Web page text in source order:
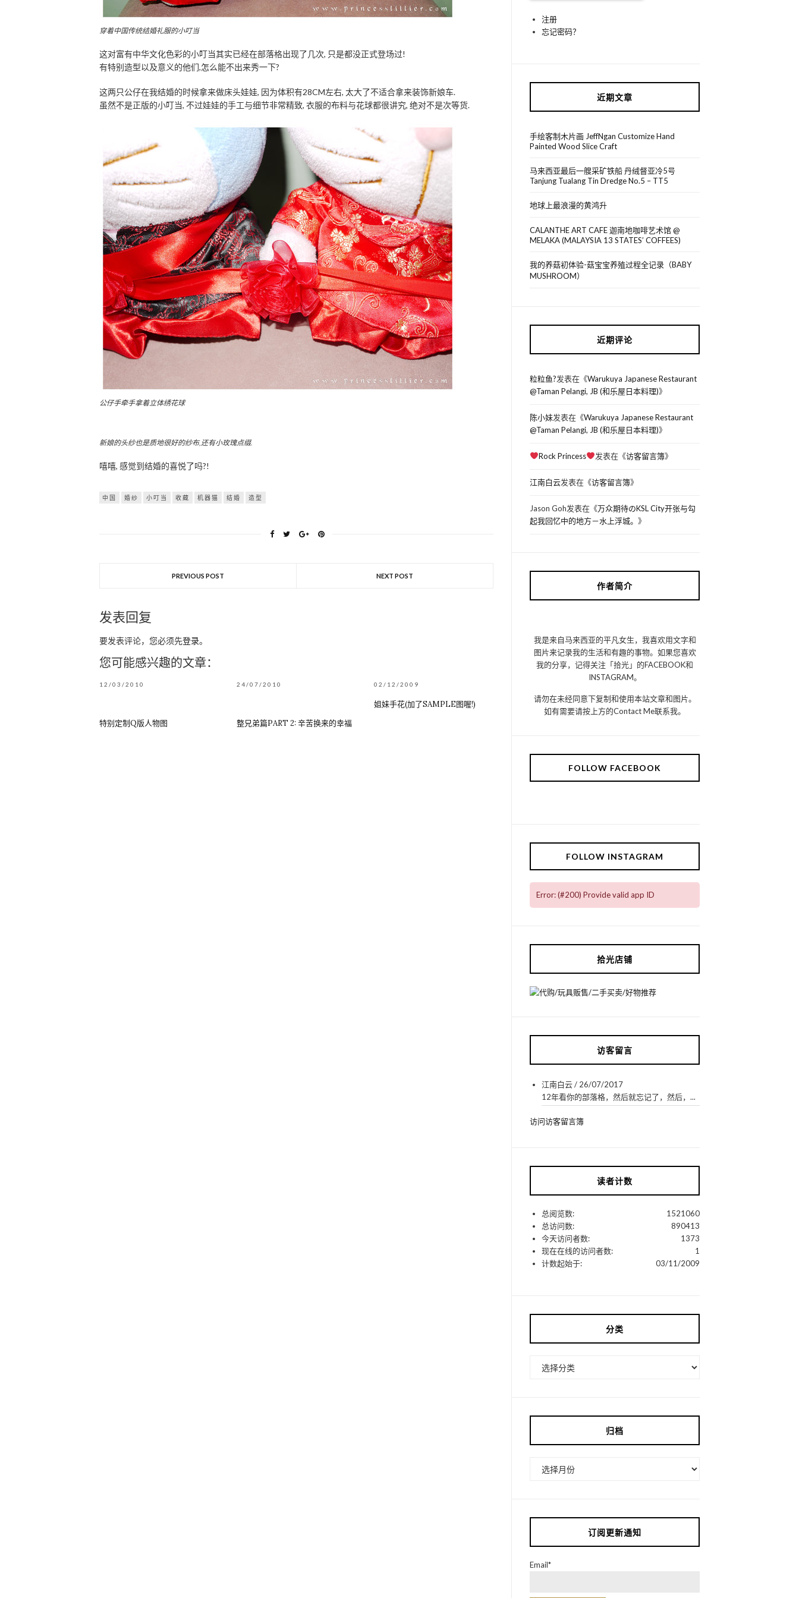
穿着中国传统结婚礼服的小叮当
这对富有中华文化色彩的小叮当其实已经在部落格出现了几次, 只是都没正式登场过!
有特别造型以及意义的他们,怎么能不出来秀一下?
这两只公仔在我结婚的时候拿来做床头娃娃, 因为体积有28CM左右, 太大了不适合拿来装饰新娘车.
虽然不是正版的小叮当, 不过娃娃的手工与细节非常精致, 衣服的布料与花球都很讲究, 绝对不是次等货.
公仔手牵手拿着立体绣花球
新娘的头纱也是质地很好的纱布,还有小玫瑰点缀.
嘻嘻, 感觉到结婚的喜悦了吗?!
中国 婚纱 小叮当 收藏 机器猫 结婚 造型
PREVIOUS POST NEXT POST
发表回复
要发表评论，您必须先登录。
您可能感兴趣的文章：
12/03/2010
特别定制Q版人物图
24/07/2010
整兄弟篇PART 2: 辛苦换来的幸福
02/12/2009
姐妹手花(加了SAMPLE图喔!)
注册
忘记密码？
近期文章
手绘客制木片画 JeffNgan Customize Hand
Painted Wood Slice Craft
马来西亚最后一艘采矿铁船 丹绒督亚冷5号
Tanjung Tualang Tin Dredge No.5 – TT5
地球上最浪漫的黄鸿升
CALANTHE ART CAFE 迦南地咖啡艺术馆 @
MELAKA (MALAYSIA 13 STATES’ COFFEES)
我的养菇初体验-菇宝宝养殖过程全记录（BABY
MUSHROOM）
近期评论
粒粒鱼?发表在《Warukuya Japanese Restaurant
@Taman Pelangi, JB (和乐屋日本料理)》
陈小妹发表在《Warukuya Japanese Restaurant
@Taman Pelangi, JB (和乐屋日本料理)》
Rock Princess 发表在《访客留言簿》
江南白云发表在《访客留言簿》
Jason Goh发表在《万众期待のKSL City开张与勾
起我回忆中的地方－水上浮城。》
作者简介
我是来自马来西亚的平凡女生，我喜欢用文字和
图片来记录我的生活和有趣的事物。如果您喜欢
我的分享，记得关注「拾光」的FACEBOOK和
INSTAGRAM。
请勿在未经同意下复制和使用本站文章和图片。
如有需要请按上方的Contact Me联系我。
FOLLOW FACEBOOK
FOLLOW INSTAGRAM
Error: (#200) Provide valid app ID
拾光店铺
访客留言
江南白云/ 26/07/2017
12年看你的部落格，然后就忘记了，然后，...
访问访客留言簿
读者计数
1521060
总阅览数:
890413
总访问数:
1373
今天访问者数:
1
现在在线的访问者数:
03/11/2009
计数起始于:
分类
归档
订阅更新通知
Email*